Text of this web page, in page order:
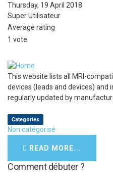
Thursday, 19 April 2018
Super Utilisateur
Average rating
1 vote
This website lists all MRI-
devices (leads and devices) and
regularly updated by
Categories
Non catégorisé
READ MORE...
Comment débuter ?